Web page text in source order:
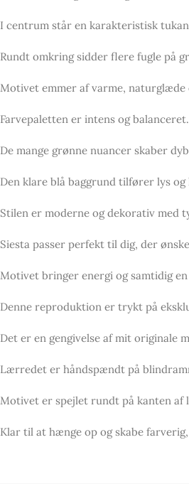
I centrum står en karakteristisk
Rundt omkring sidder flere fugle på
Motivet emmer af varme, naturglæde
Farvepaletten er intens og balanceret.
De mange grønne nuancer skaber
Den klare blå baggrund tilfører lys
Stilen er moderne og dekorativ med
Siesta passer perfekt til dig, der
Motivet bringer energi og samtidig
Denne reproduktion er trykt på
Det er en gengivelse af mit originale
Lærredet er håndspændt på
Motivet er spejlet rundt på kanten
Klar til at hænge op og skabe